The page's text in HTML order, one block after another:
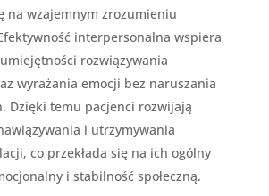
na wzajemnym zrozumieniu
interpersonalna wspiera
rozwiązywania
wyrażania emocji bez naruszania
Dzięki temu pacjenci rozwijają
i utrzymywania
co przekłada się na ich ogólny
i stabilność społeczną.